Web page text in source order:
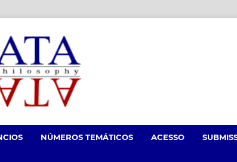
NÚMEROS TEMÁTICOS ACESSO